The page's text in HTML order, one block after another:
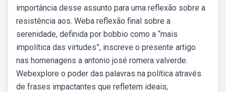
importância desse assunto para uma reflexão sobre a
resistência aos. Weba reflexão final sobre a
serenidade, definida por bobbio como a “mais
impolítica das virtudes”, inscreve o presente artigo
nas homenagens a antonio josé romera valverde.
Webexplore o poder das palavras na política através
de frases impactantes que refletem ideais,